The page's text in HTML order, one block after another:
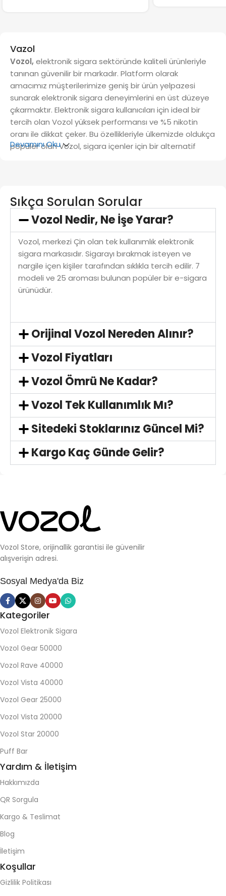
Vazol
Vozol, elektronik sigara sektöründe kaliteli ürünleriyle
tanınan güvenilir bir markadır. Platform olarak
amacımız müşterilerimize geniş bir ürün yelpazesi
sunarak elektronik sigara deneyimlerini en üst düzeye
çıkarmaktır. Elektronik sigara kullanıcıları için ideal bir
tercih olan Vozol yüksek performansı ve %5 nikotin
oranı ile dikkat çeker. Bu özellikleriyle ülkemizde oldukça
popüler olan Vozol, sigara içenler için bir alternatif
buharlaştırma teknolojisi, daha temiz bir içim deneyimi
sağlayarak kullanıcıların sağlığını korur. Ayrıca farklı tat
ve aroma seçenekleriyle kullanıcıların zevkine hitap
eder. Vozol nikotin bağımlılığını azaltmaya yardımcı
olmanın yanı sıra sigara içmeyi bırakmak isteyenlere de
destek sağlar.
Vozol Satın Al
cihazlarının öncü markalarından biridir. Vozol Bar adı
verilen bu ürünler %5 veya %2 nikotin gücüne sahip
önceden doldurulmuş e-likit içeriği ile kullanıcılara
sunulur. Bu özellikleriyle Vozol Bar tek kullanımlık e-
sigara tercih edenler için ideal bir seçenektir.
Vozol yüksek teknolojisi ve çeşitliliğiyle puff pazarında
lider konumdadır. Vozol'un ürün yelpazesi arasında
Vozol Gear, Vozol Star, Vozol Neon ve Vozol Vista gibi
çeşitli modeller bulunur. 6000, 10000, 12000 ve 20000
serisi olmak üzere dört ana kategoride sunulan Vozol
çeşitleri, kullanıcılara geniş bir seçenek sunar.
Strawberry Smoothie
Green Blast
Green Chocolata Cream
Cedar Berries
Peach Mango Smoothie
Kiwi Guava Passion Fruit
Watermelon Ice
Sour Apple Ice
Cotton Candy
Cool Mint
gibi çeşitli tat ve aroma seçenekleri bulunur.
Bu çeşitlilik elektronik sigara kullanıcılarının farklı zevklere
hitap etmesine olanak tanır. Kullanıcılar kendi
keyifli bir elektronik sigara deneyimi yaşayabilir.
Vozol'un geniş ürün yelpazesi ve çeşitliliği, kullanıcılara
Vazol Puff Al
niteliği taşıyan öncü bir üründür. Sallayarak
görüntüleme özelliğiyle donatılmış olan bu tek
kullanımlık e-sigara, kullanıcıların deneyimini
kolaylaştıran gelişmiş hareket algılama teknolojisiyle
öne çıkar.
ve pil durumu hakkında anlık güncellemelere ulaşabilir.
Devamını Oku
Sıkça Sorulan Sorular
Vozol Nedir, Ne İşe Yarar?
Vozol, merkezi Çin olan tek kullanımlık elektronik
sigara markasıdır. Sigarayı bırakmak isteyen ve
nargile içen kişiler tarafından sıklıkla tercih edilir. 7
modeli ve 25 aroması bulunan popüler bir e-sigara
ürünüdür.
Orijinal Vozol Nereden Alınır?
Vozol Fiyatları
Vozol Ömrü Ne Kadar?
Vozol Tek Kullanımlık Mı?
Sitedeki Stoklarınız Güncel Mi?
Kargo Kaç Günde Gelir?
Vozol Store, orijinallik garantisi ile güvenilir
alışverişin adresi.
Sosyal Medya'da Biz
Kategoriler
Vozol Elektronik Sigara
Vozol Gear 50000
Vozol Rave 40000
Vozol Vista 40000
Vozol Gear 25000
Vozol Vista 20000
Vozol Star 20000
Puff Bar
Yardım & İletişim
Hakkımızda
QR Sorgula
Kargo & Teslimat
Blog
İletişim
Koşullar
Gizlilik Politikası